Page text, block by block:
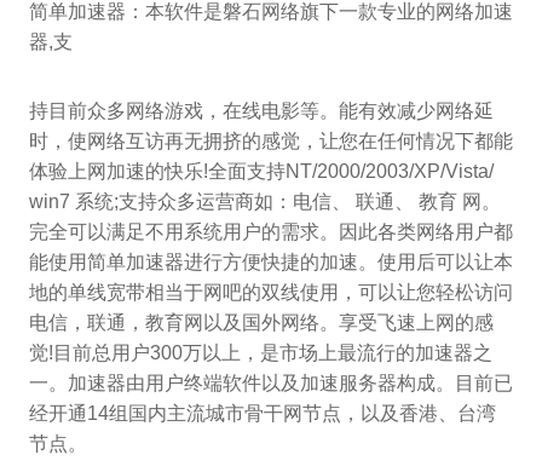
简单加速器：本软件是磐石网络旗下一款专业的网络加速
器,支
持目前众多网络游戏，在线电影等。能有效减少网络延
时，使网络互访再无拥挤的感觉，让您在任何情况下都能
体验上网加速的快乐!全面支持NT/2000/2003/XP/Vista/
win7 系统;支持众多运营商如：电信、 联通、 教育 网。
完全可以满足不用系统用户的需求。因此各类网络用户都
能使用简单加速器进行方便快捷的加速。使用后可以让本
地的单线宽带相当于网吧的双线使用，可以让您轻松访问
电信，联通，教育网以及国外网络。享受飞速上网的感
觉!目前总用户300万以上，是市场上最流行的加速器之
一。加速器由用户终端软件以及加速服务器构成。目前已
经开通14组国内主流城市骨干网节点，以及香港、台湾
节点。